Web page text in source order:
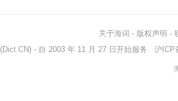
关于海词 - 版权声明 -
(Dict.CN) - 自 2003 年 11 月 27 日开始服务 沪ICP